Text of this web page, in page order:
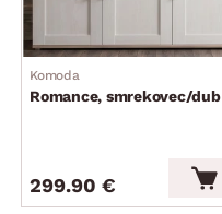
Komoda
Romance, smrekovec/dub
299.90 €